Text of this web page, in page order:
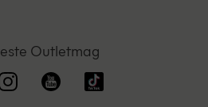
Outletmag